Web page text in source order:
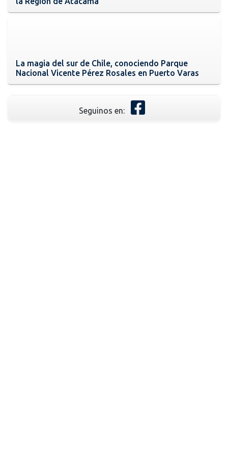
La magia del sur de Chile, conociendo Parque
Nacional Vicente Pérez Rosales en Puerto Varas
Seguinos en: